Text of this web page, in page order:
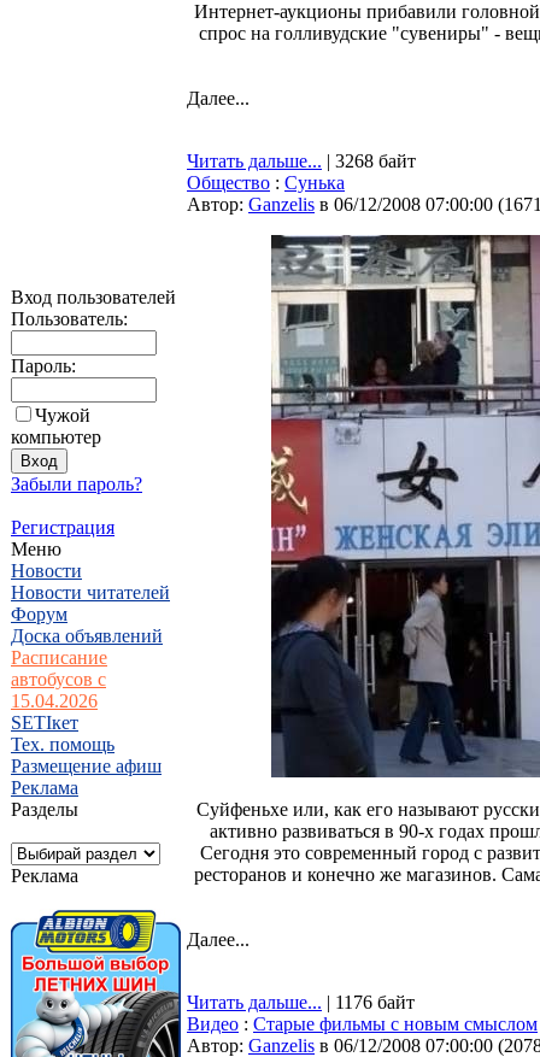
Вход пользователей
Пользователь:
Пароль:
Чужой
компьютер
Забыли пароль?
Регистрация
Меню
Новости
Новости читателей
Форум
Доска объявлений
Расписание
автобусов с
15.04.2026
SETIкет
Тех. помощь
Размещение афиш
Реклама
Разделы
Реклама
Интернет-аукционы прибавили
спрос на голливудские "сувениры" -
Далее...
Читать дальше... | 3268 байт
Общество : Сунька
Автор: Ganzelis в 06/12/2008 07:00:00 (
Суйфеньхе или, как его называют
активно развиваться в 90-х годах
Сегодня это современный город с
ресторанов и конечно же магазинов.
Далее...
Читать дальше... | 1176 байт
Видео : Старые фильмы с новым смыслом
Автор: Ganzelis в 06/12/2008 07:00:00 (